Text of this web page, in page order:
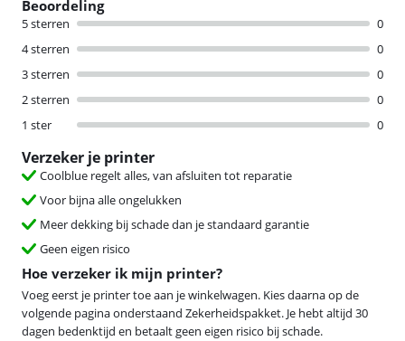
Beoordeling
5 sterren
0
4 sterren
0
3 sterren
0
2 sterren
0
1 ster
0
Verzeker je printer
Coolblue regelt alles, van afsluiten tot reparatie
Voor bijna alle ongelukken
Meer dekking bij schade dan je standaard garantie
Geen eigen risico
Hoe verzeker ik mijn printer?
Voeg eerst je printer toe aan je winkelwagen. Kies daarna op de
volgende pagina onderstaand Zekerheidspakket. Je hebt altijd 30
dagen bedenktijd en betaalt geen eigen risico bij schade.